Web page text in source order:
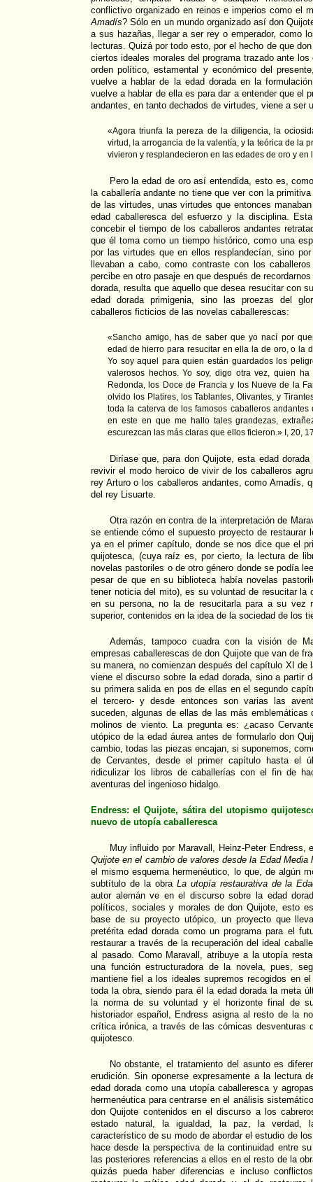
conflictivo organizado en reinos e imperios como el
Amadís? Sólo en un mundo organizado así don
a sus hazañas, llegar a ser rey o emperador, como
lecturas. Quizá por todo esto, por el hecho de que
ciertos ideales morales del programa trazado ante
orden político, estamental y económico del
vuelve a hablar de la edad dorada en la
vuelve a hablar de ella es para dar a entender que el
andantes, en tanto dechados de virtudes, viene a ser
«Agora triunfa la pereza de la diligencia, la
virtud, la arrogancia de la valentía, y la teórica de la
vivieron y resplandecieron en las edades de oro y en
Pero la edad de oro así entendida, esto es,
la caballería andante no tiene que ver con la
de las virtudes, unas virtudes que entonces
edad caballeresca del esfuerzo y la disciplina.
concebir el tiempo de los caballeros andantes
que él toma como un tiempo histórico, como una
por las virtudes que en ellos resplandecían, sino
llevaban a cabo, como contraste con los
percibe en otro pasaje en que después de
dorada, resulta que aquello que desea resucitar con
edad dorada primigenia, sino las proezas del
caballeros ficticios de las novelas caballerescas:
«Sancho amigo, has de saber que yo nací por
edad de hierro para resucitar en ella la de oro, o la
Yo soy aquel para quien están guardados los
valerosos hechos. Yo soy, digo otra vez, quien
Redonda, los Doce de Francia y los Nueve de la
olvido los Platires, los Tablantes, Olivantes, y
toda la caterva de los famosos caballeros
en este en que me hallo tales grandezas,
escurezcan las más claras que ellos ficieron.» I, 20,
Diríase que, para don Quijote, esta edad
revivir el modo heroico de vivir de los caballeros
rey Arturo o los caballeros andantes, como Amadís,
del rey Lisuarte.
Otra razón en contra de la interpretación de
se entiende cómo el supuesto proyecto de restaurar
ya en el primer capítulo, donde se nos dice que el
quijotesca, (cuya raíz es, por cierto, la lectura de
novelas pastoriles o de otro género donde se podía
pesar de que en su biblioteca había novelas
tener noticia del mito), es su voluntad de resucitar la
en su persona, no la de resucitarla para a su vez
superior, contenidos en la idea de la sociedad de los
Además, tampoco cuadra con la visión de
empresas caballerescas de don Quijote que van de
su manera, no comienzan después del capítulo XI de
viene el discurso sobre la edad dorada, sino a partir
su primera salida en pos de ellas en el segundo
el tercero- y desde entonces son varias las
suceden, algunas de ellas de las más
molinos de viento. La pregunta es: ¿acaso
utópico de la edad áurea antes de formularlo don
cambio, todas las piezas encajan, si suponemos,
de Cervantes, desde el primer capítulo hasta el
ridiculizar los libros de caballerías con el fin de
aventuras del ingenioso hidalgo.
Endress: el Quijote, sátira del utopismo
nuevo de utopía caballeresca
Muy influido por Maravall, Heinz-Peter Endress,
Quijote en el cambio de valores desde la Edad Media
el mismo esquema hermenéutico, lo que, de algún
subtítulo de la obra La utopía restaurativa de la
autor alemán ve en el discurso sobre la edad
políticos, sociales y morales de don Quijote, esto
base de su proyecto utópico, un proyecto que
pretérita edad dorada como un programa para el
restaurar a través de la recuperación del ideal
al pasado. Como Maravall, atribuye a la utopía
una función estructuradora de la novela, pues,
mantiene fiel a los ideales supremos recogidos en
toda la obra, siendo para él la edad dorada la meta
la norma de su voluntad y el horizonte final de
historiador español, Endress asigna al resto de la
crítica irónica, a través de las cómicas desventuras
quijotesco.
No obstante, el tratamiento del asunto es
erudición. Sin oponerse expresamente a la lectura
edad dorada como una utopía caballeresca y
hermenéutica para centrarse en el análisis
don Quijote contenidos en el discurso a los
estado natural, la igualdad, la paz, la verdad,
característico de su modo de abordar el estudio de
hace desde la perspectiva de la continuidad entre
las posteriores referencias a ellos en el resto de la
quizás pueda haber diferencias e incluso